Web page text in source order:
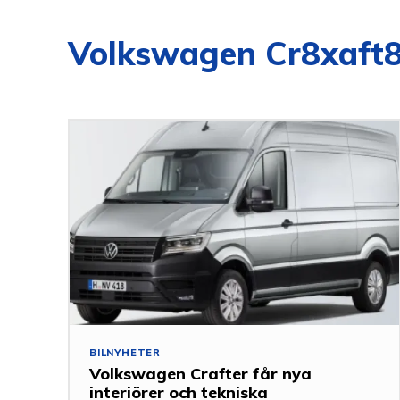
Volkswagen
BILNYHETER
Volkswagen Crafter får nya
interiörer och tekniska